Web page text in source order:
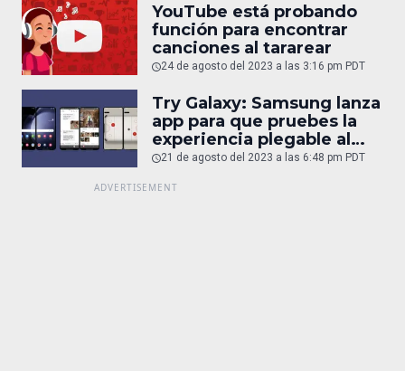
YouTube está probando
función para encontrar
canciones al tararear
24 de agosto del 2023 a las 3:16 pm PDT
Try Galaxy: Samsung lanza
app para que pruebes la
experiencia plegable al
juntar 2 iPhone
21 de agosto del 2023 a las 6:48 pm PDT